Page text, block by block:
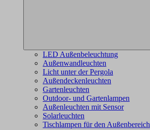
LED Außenbeleuchtung
Außenwandleuchten
Licht unter der Pergola
Außendeckenleuchten
Gartenleuchten
Outdoor- und Gartenlampen
Außenleuchten mit Sensor
Solarleuchten
Tischlampen für den Außenbereich